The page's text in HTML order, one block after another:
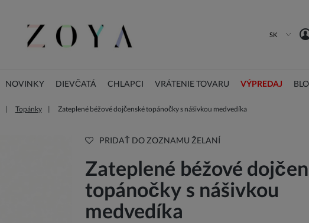
SK
NOVINKY DIEVČATÁ CHLAPCI VRÁTENIE TOVARU VÝPREDAJ
Topánky Zateplené béžové dojčenské topánočky s nášivkou medvedíka
PRIDAŤ DO ZOZNAMU ŽELANÍ
Zateplené béžové
topánočky s nášivkou
medvedíka